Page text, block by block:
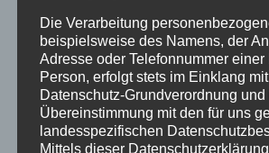
An diesem Sonntag feiern wir
Wandergottesdienst an der
sitzen am Rand eines
die Worte Jesu aus der
gesagt: Liebe deinen Nächsten.
euch darüber hinaus: Liebt auch
Die Verarbeitung
beispielsweise des Namens, der
Adresse oder Telefonnummer einer
Person, erfolgt stets im Einklang
Datenschutz-Grundverordnung und
Übereinstimmung mit den für uns
landesspezifischen
Mittels dieser